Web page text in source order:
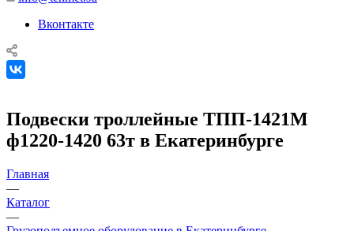
Вконтакте
Подвески троллейные ТПП-1421М
ф1220-1420 63т в Екатеринбурге
Главная
—
Каталог
—